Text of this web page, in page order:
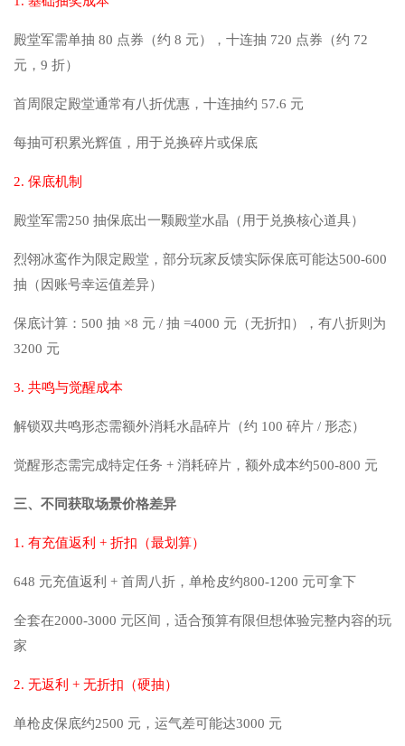
殿堂军需单抽 80 点券（约 8 元），十连抽 720 点券（约 72
元，9 折）
首周限定殿堂通常有八折优惠，十连抽约 57.6 元
每抽可积累光辉值，用于兑换碎片或保底
2. 保底机制
殿堂军需250 抽保底出一颗殿堂水晶（用于兑换核心道具）
烈翎冰鸾作为限定殿堂，部分玩家反馈实际保底可能达500-600
抽（因账号幸运值差异）
保底计算：500 抽 ×8 元 / 抽 =4000 元（无折扣），有八折则为
3200 元
3. 共鸣与觉醒成本
解锁双共鸣形态需额外消耗水晶碎片（约 100 碎片 / 形态）
觉醒形态需完成特定任务 + 消耗碎片，额外成本约500-800 元
三、不同获取场景价格差异
1. 有充值返利 + 折扣（最划算）
648 元充值返利 + 首周八折，单枪皮约800-1200 元可拿下
全套在2000-3000 元区间，适合预算有限但想体验完整内容的玩
家
2. 无返利 + 无折扣（硬抽）
单枪皮保底约2500 元，运气差可能达3000 元